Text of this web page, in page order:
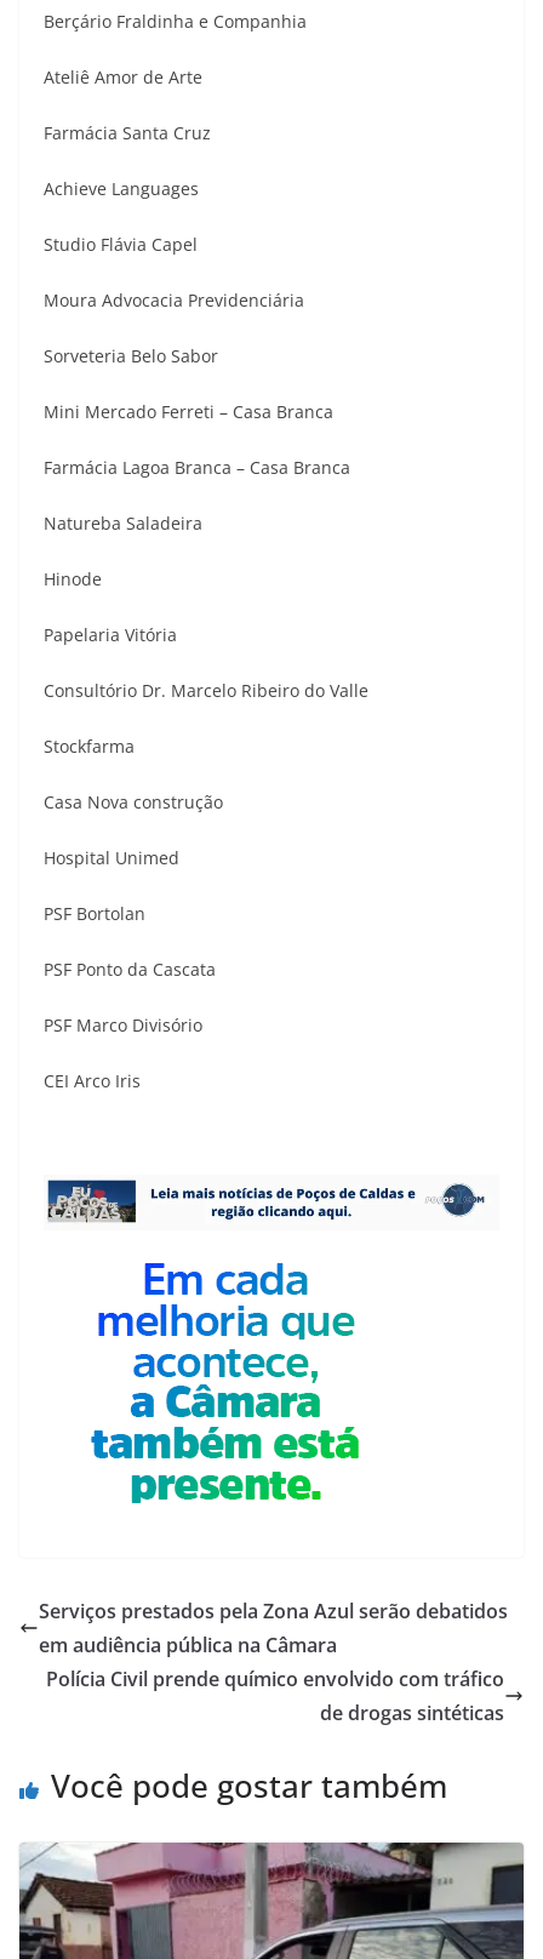
Berçário Fraldinha e Companhia
Ateliê Amor de Arte
Farmácia Santa Cruz
Achieve Languages
Studio Flávia Capel
Moura Advocacia Previdenciária
Sorveteria Belo Sabor
Mini Mercado Ferreti – Casa Branca
Farmácia Lagoa Branca – Casa Branca
Natureba Saladeira
Hinode
Papelaria Vitória
Consultório Dr. Marcelo Ribeiro do Valle
Stockfarma
Casa Nova construção
Hospital Unimed
PSF Bortolan
PSF Ponto da Cascata
PSF Marco Divisório
CEI Arco Iris
Serviços prestados pela Zona Azul serão debatidos
em audiência pública na Câmara
Polícia Civil prende químico envolvido com tráfico
de drogas sintéticas
Você pode gostar também